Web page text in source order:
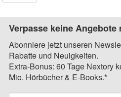
Verpasse keine Angebote
Abonniere jetzt unseren
Rabatte und Neuigkeiten.
Extra-Bonus: 60 Tage Nextory
Mio. Hörbücher & E-Books.*